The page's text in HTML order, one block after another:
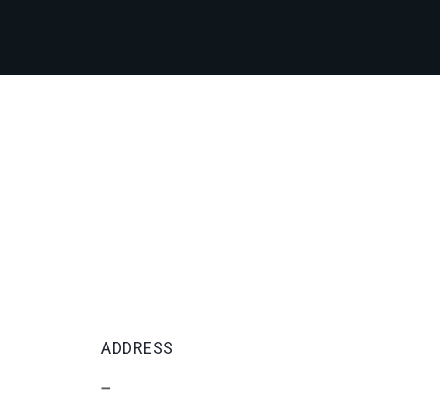
ADDRESS